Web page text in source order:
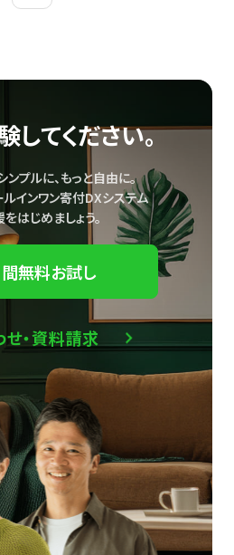
してください。
プルに、もっと自由に。
インワン寄付DXシステム
はじめましょう。
無料お試し
・資料請求